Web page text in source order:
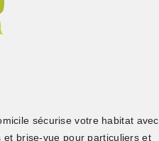
sécurise votre habitat avec
et brise-vue pour particuliers et